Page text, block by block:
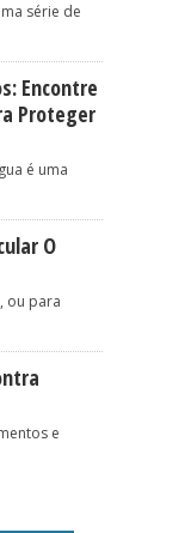
série de
Encontre
Proteger
é uma
O
ou para
e